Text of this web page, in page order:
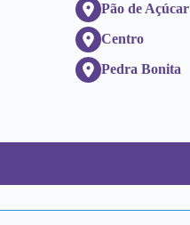
Pão de Açúcar
Centro
Pedra Bonita